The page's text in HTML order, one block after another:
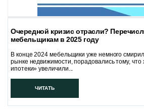
Очередной кризис отрасли?
мебельщикам в 2025 году
В конце 2024 мебельщики уже немного
рынке недвижимости, порадовались тому,
ипотеки» увеличили...
ЧИТАТЬ